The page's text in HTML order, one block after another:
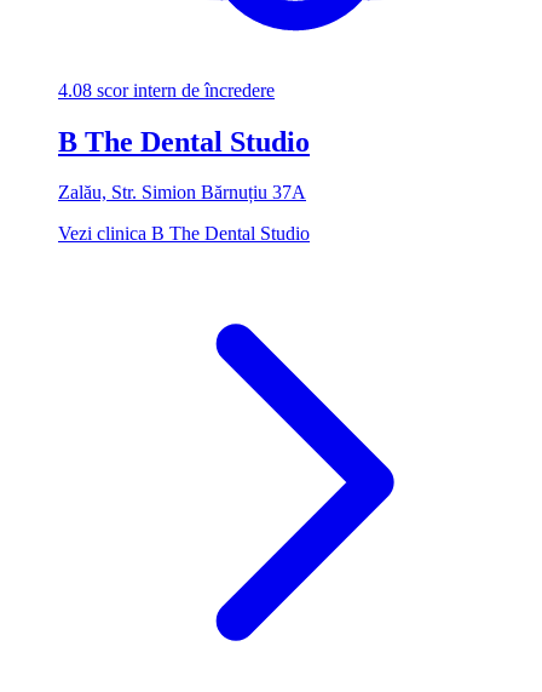
4.08 scor intern de încredere
B The Dental Studio
Zalău, Str. Simion Bărnuțiu 37A
Vezi clinica B The Dental Studio